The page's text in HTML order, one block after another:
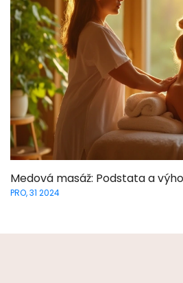
Medová masáž: Podstata a
PRO, 31 2024